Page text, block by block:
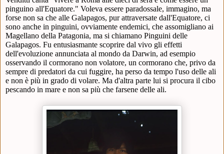
pinguino all'Equatore." Voleva essere paradossale, immagino, ma
forse non sa che alle Galapagos, pur attraversate dall'Equatore, ci
sono anche in pinguini, ovviamente endemici, che assomigliano ai
Magellano della Patagonia, ma si chiamano Pinguini delle
Galapagos. Fu entusiasmante scoprire dal vivo gli effetti
dell'evoluzione annunciata al mondo da Darwin, ad esempio
osservando il cormorano non volatore, un cormorano che, privo da
sempre di predatori da cui fuggire, ha perso da tempo l'uso delle ali
e non è più in grado di volare. Ma d'altra parte lui si procura il cibo
pescando in mare e non sa più che farsene delle ali.